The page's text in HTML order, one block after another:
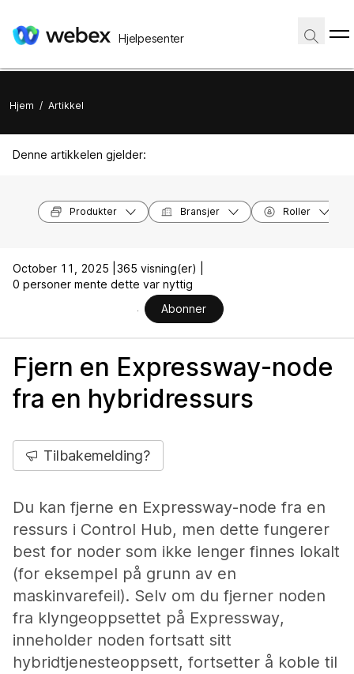
Hjelpesenter
Hjem / Artikkel
Denne artikkelen gjelder:
Produkter Bransjer Roller
October 11, 2025 | 365 visning(er) |
0 personer mente dette var nyttig
Abonner
Fjern en Expressway-node
fra en hybridressurs
Tilbakemelding?
Du kan fjerne en Expressway-node fra en
ressurs i Control Hub, men dette fungerer
best for noder som ikke lenger finnes lokalt
(for eksempel på grunn av en
maskinvarefeil). Selv om du fjerner noden
fra klyngeoppsettet på Expressway,
inneholder noden fortsatt sitt
hybridtjenesteoppsett, fortsetter å koble til